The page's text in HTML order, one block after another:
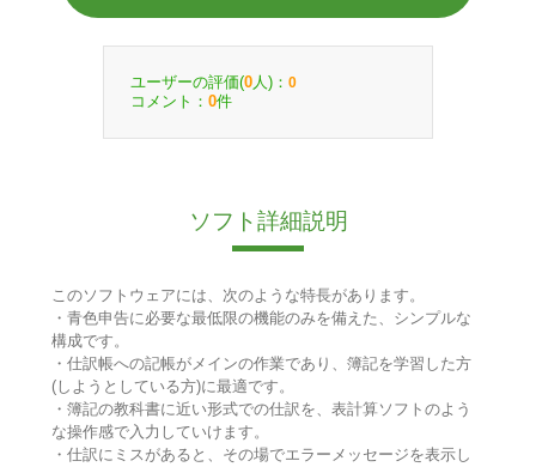
ユーザーの評価(0 人)： 0
コメント： 0件
ソフト詳細説明
このソフトウェアには、次のような特長があります。
・青色申告に必要な最低限の機能のみを備えた、シンプルな
構成です。
・仕訳帳への記帳がメインの作業であり、簿記を学習した方
(しようとしている方)に最適です。
・簿記の教科書に近い形式での仕訳を、表計算ソフトのよう
な操作感で入力していけます。
・仕訳にミスがあると、その場でエラーメッセージを表示し